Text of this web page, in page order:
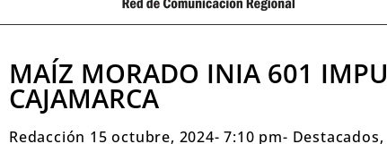
MAÍZ MORADO INIA 601
CAJAMARCA
Redacción 15 octubre, 2024- 7:10 pm- Destacados,